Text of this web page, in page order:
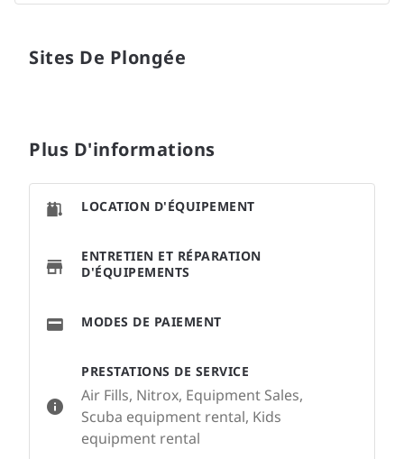
Sites De Plongée
Plus D'informations
PRESTATIONS DE SERVICE
Air Fills, Nitrox, Equipment Sales,
Scuba equipment rental, Kids
equipment rental
LOCATION D'ÉQUIPEMENT
ENTRETIEN ET RÉPARATION
D'ÉQUIPEMENTS
MODES DE PAIEMENT